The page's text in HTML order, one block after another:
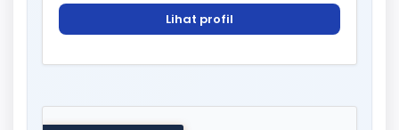
Lihat profil